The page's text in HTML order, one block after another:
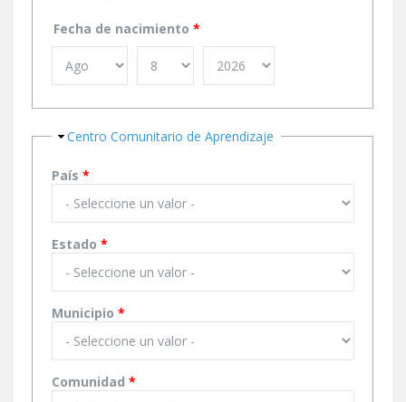
Fecha de nacimiento *
Ocultar
Centro Comunitario de Aprendizaje
País *
Estado *
Municipio *
Comunidad *